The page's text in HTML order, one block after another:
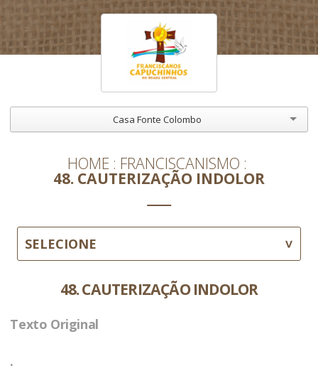
Casa Fonte Colombo
HOME FRANCISCANISMO
48. CAUTERIZAÇÃO INDOLOR
SELECIONE
48. CAUTERIZAÇÃO INDOLOR
Texto Original
.